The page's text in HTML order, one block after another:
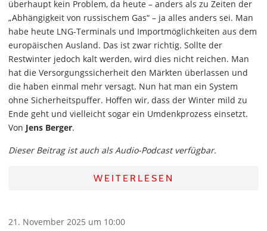
überhaupt kein Problem, da heute – anders als zu Zeiten der
„Abhängigkeit von russischem Gas“ – ja alles anders sei. Man
habe heute LNG-Terminals und Importmöglichkeiten aus dem
europäischen Ausland. Das ist zwar richtig. Sollte der
Restwinter jedoch kalt werden, wird dies nicht reichen. Man
hat die Versorgungssicherheit den Märkten überlassen und
die haben einmal mehr versagt. Nun hat man ein System
ohne Sicherheitspuffer. Hoffen wir, dass der Winter mild zu
Ende geht und vielleicht sogar ein Umdenkprozess einsetzt.
Von Jens Berger.
Dieser Beitrag ist auch als Audio-Podcast verfügbar.
WEITERLESEN
21. November 2025 um 10:00